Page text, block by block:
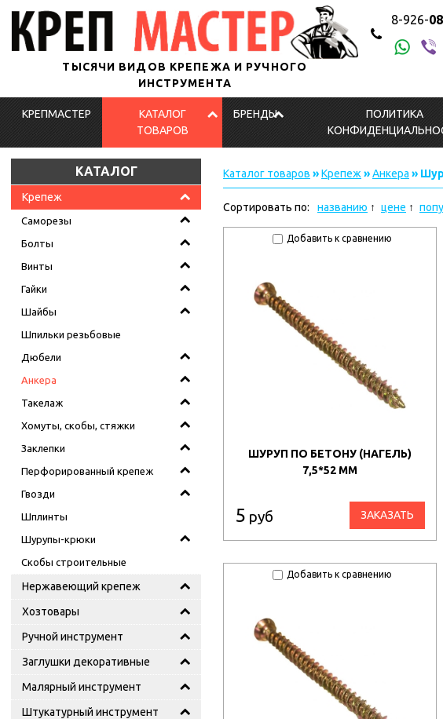
ТЫСЯЧИ ВИДОВ КРЕПЕЖА И РУЧНОГО
ИНСТРУМЕНТА
8-926-
КРЕПМАСТЕР
КАТАЛОГ
ТОВАРОВ
БРЕНДЫ
ПОЛИТИКА
КАТАЛОГ
Крепеж
Саморезы
Болты
Винты
Гайки
Шайбы
Шпильки резьбовые
Дюбели
Анкера
Такелаж
Хомуты, скобы, стяжки
Заклепки
Перфорированный крепеж
Гвозди
Шплинты
Шурупы-крюки
Скобы строительные
Нержавеющий крепеж
Хозтовары
Ручной инструмент
Заглушки декоративные
Малярный инструмент
Штукатурный инструмент
Каталог товаров »Крепеж »Анкера »
Сортировать по: названию цене
Добавить к сравнению
ШУРУП ПО БЕТОНУ (НАГЕЛЬ)
7,5*52 ММ
5 руб ЗАКАЗАТЬ
Добавить к сравнению